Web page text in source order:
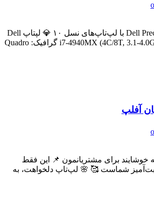
مقایسه Dell Precision M4800 با لپ‌تاپ‌های نسل ۱۰ 💎 لپتاپ Dell
M4800 پردازنده: i7-4940MX (4C/8T, 3.1-4.0GHz) گرافیک: Quadro
آفلپ
خوشایند برای مشتریانمون 📌 این فقط
شماست 🥰 🌸 لپ‌تاپ دلخواهت، به